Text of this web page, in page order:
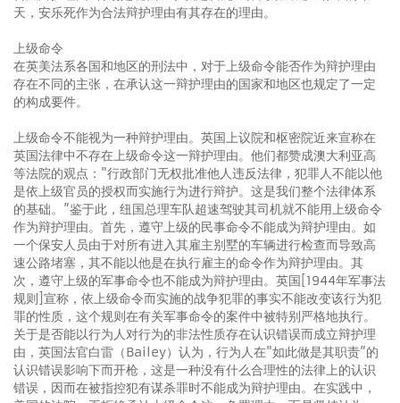
天，安乐死作为合法辩护理由有其存在的理由。
上级命令
在英美法系各国和地区的刑法中，对于上级命令能否作为辩护理由
存在不同的主张，在承认这一辩护理由的国家和地区也规定了一定
的构成要件。
上级命令不能视为一种辩护理由。英国上议院和枢密院近来宣称在
英国法律中不存在上级命令这一辩护理由。他们都赞成澳大利亚高
等法院的观点："行政部门无权批准他人违反法律，犯罪人不能以他
是依上级官员的授权而实施行为进行辩护。这是我们整个法律体系
的基础。”鉴于此，纽国总理车队超速驾驶其司机就不能用上级命令
作为辩护理由。首先，遵守上级的民事命令不能成为辩护理由。如
一个保安人员由于对所有进入其雇主别墅的车辆进行检查而导致高
速公路堵塞，其不能以他是在执行雇主的命令作为辩护理由。其
次，遵守上级的军事命令也不能成为辩护理由。英国[1944年军事法
规则]宣称，依上级命令而实施的战争犯罪的事实不能改变该行为犯
罪的性质，这个规则在有关军事命令的案件中被特别严格地执行。
关于是否能以行为人对行为的非法性质存在认识错误而成立辩护理
由，英国法官白雷（Bailey）认为，行为人在"如此做是其职责”的
认识错误影响下而开枪，这是一种没有什么合理性的法律上的认识
错误，因而在被指控犯有谋杀罪时不能成为辩护理由。在实践中，